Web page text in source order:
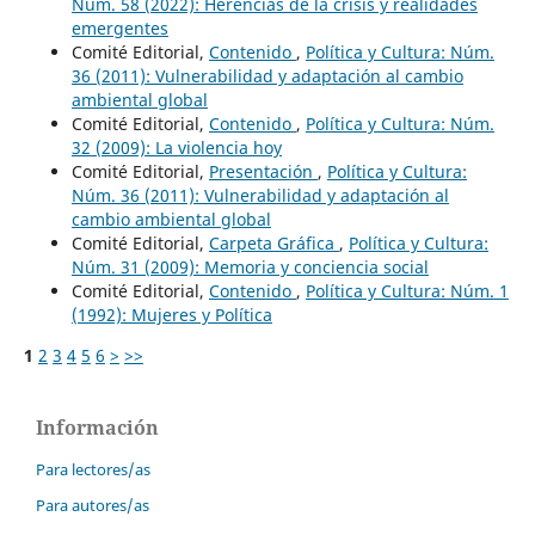
emergentes
Comité Editorial, Contenido , Política y Cultura: Núm.
36 (2011): Vulnerabilidad y adaptación al cambio
ambiental global
Comité Editorial, Contenido , Política y Cultura: Núm.
32 (2009): La violencia hoy
Comité Editorial, Presentación , Política y Cultura:
Núm. 36 (2011): Vulnerabilidad y adaptación al
cambio ambiental global
Comité Editorial, Carpeta Gráfica , Política y Cultura:
Núm. 31 (2009): Memoria y conciencia social
Comité Editorial, Contenido , Política y Cultura: Núm. 1
(1992): Mujeres y Política
1 2 3 4 5 6 > >>
Información
Para lectores/as
Para autores/as